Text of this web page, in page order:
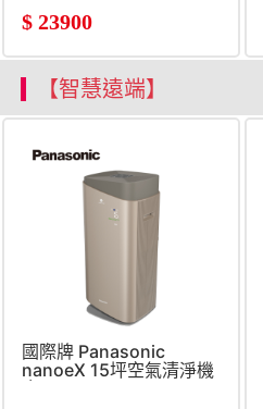
$ 23900
【智慧遠端】
國際牌 Panasonic
nanoeX 15坪空氣清淨機